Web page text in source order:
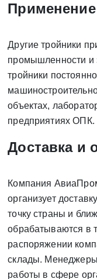
Применение
Другие тройники
промышленности и
тройники
объектах,
предприятиях ОПК.
Доставка и
Компания
организует
точку страны и
обрабатываются в
распоряжении
склады.
работы в сфере
Нажимая на кнопку
на обработку своих
статьей 9